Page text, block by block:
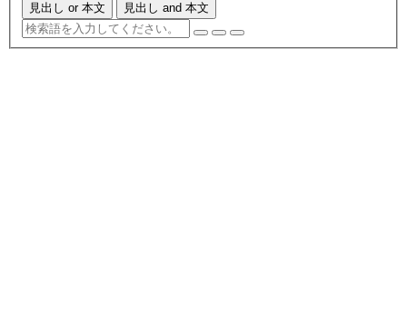
見出し or 本文 見出し and 本文